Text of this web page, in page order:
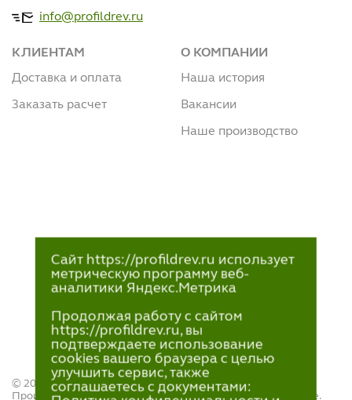
info@profildrev.ru
КЛИЕНТАМ
Доставка и оплата
Заказать расчет
О КОМПАНИИ
Наша история
Вакансии
Наше производство
© 2021—2023
Производство и продажа пиломатериалов в Петрозаводске.
Сайт https://profildrev.ru использует
метрическую программу веб-
аналитики Яндекс.Метрика
Продолжая работу с сайтом
https://profildrev.ru, вы
подтверждаете использование
cookies вашего браузера с целью
улучшить сервис, также
соглашаетесь с документами: